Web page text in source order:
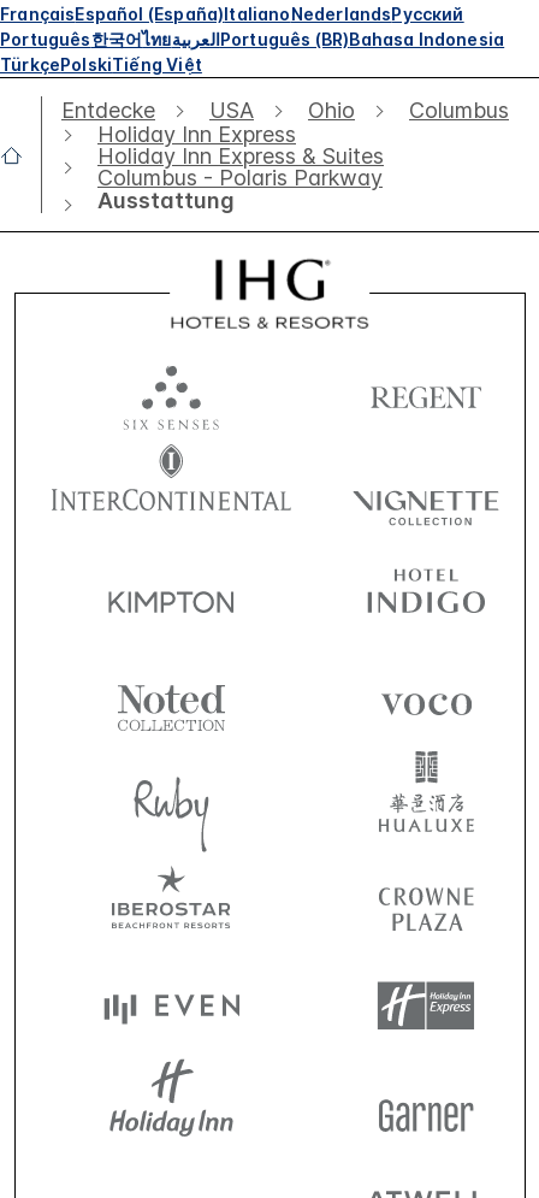
FrançaisEspañol (España)ItalianoNederlandsРусский
Português한국어ไทยالعربيةPortuguês (BR)Bahasa Indonesia
TürkçePolskiTiếng Việt
Entdecke USA Ohio
Columbus
Holiday Inn Express
Holiday Inn Express & Suites
Columbus - Polaris Parkway
Ausstattung